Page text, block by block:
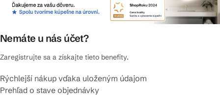
Nemáte u nás účet?
Zaregistrujte sa a získajte tieto benefity.
Rýchlejší nákup vďaka uloženým údajom
Prehľad o stave objednávky